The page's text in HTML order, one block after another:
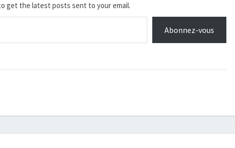
get the latest posts sent to your email.
Abonnez-vous